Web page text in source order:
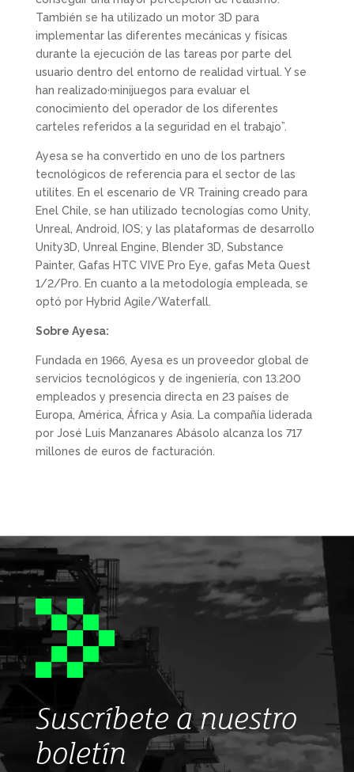
También se ha utilizado un motor 3D para
implementar las diferentes mecánicas y físicas
durante la ejecución de las tareas por parte del
usuario dentro del entorno de realidad virtual. Y se
han realizado·minijuegos para evaluar el
conocimiento del operador de los diferentes
carteles referidos a la seguridad en el trabajo”.
Ayesa se ha convertido en uno de los partners
tecnológicos de referencia para el sector de las
utilites. En el escenario de VR Training creado para
Enel Chile, se han utilizado tecnologías como Unity,
Unreal, Android, IOS; y las plataformas de desarrollo
Unity3D, Unreal Engine, Blender 3D, Substance
Painter, Gafas HTC VIVE Pro Eye, gafas Meta Quest
1/2/Pro. En cuanto a la metodología empleada, se
optó por Hybrid Agile/Waterfall.
Sobre Ayesa:
Fundada en 1966, Ayesa es un proveedor global de
servicios tecnológicos y de ingeniería, con 13.200
empleados y presencia directa en 23 países de
Europa, América, África y Asia. La compañía liderada
por José Luis Manzanares Abásolo alcanza los 717
millones de euros de facturación.
Suscríbete a nuestro
boletín